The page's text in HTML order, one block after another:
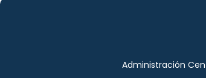
Administración